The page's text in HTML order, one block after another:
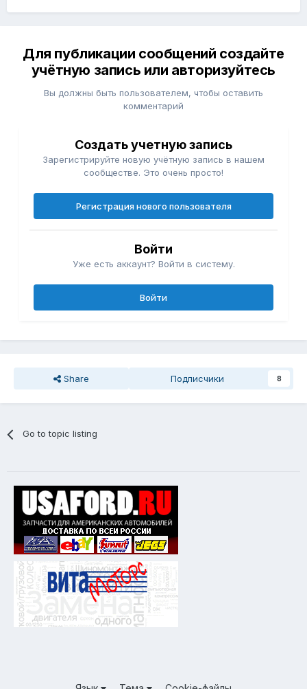
Для публикации сообщений создайте
учётную запись или авторизуйтесь
Вы должны быть пользователем, чтобы оставить
комментарий
Создать учетную запись
Зарегистрируйте новую учётную запись в нашем
сообществе. Это очень просто!
Регистрация нового пользователя
Войти
Уже есть аккаунт? Войти в систему.
Войти
Share Подписчики 8
Go to topic listing